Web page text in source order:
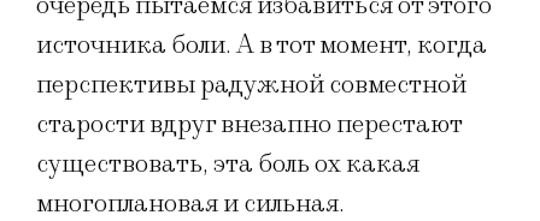
источника боли. А в тот момент, когда
перспективы радужной совместной
старости вдруг внезапно перестают
существовать, эта боль ох какая
многоплановая и сильная.